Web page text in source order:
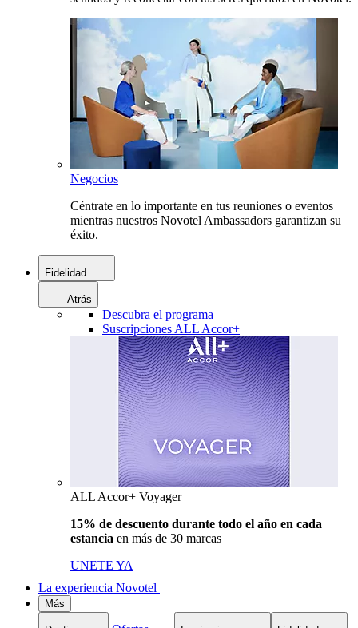
Negocios
Céntrate en lo importante en tus reuniones o eventos
mientras nuestros Novotel Ambassadors garantizan su
éxito.
Fidelidad
Atrás
Descubra el programa
Suscripciones ALL Accor+
ALL Accor+ Voyager
15% de descuento durante todo el año en cada
estancia en más de 30 marcas
UNETE YA
La experiencia Novotel
Más